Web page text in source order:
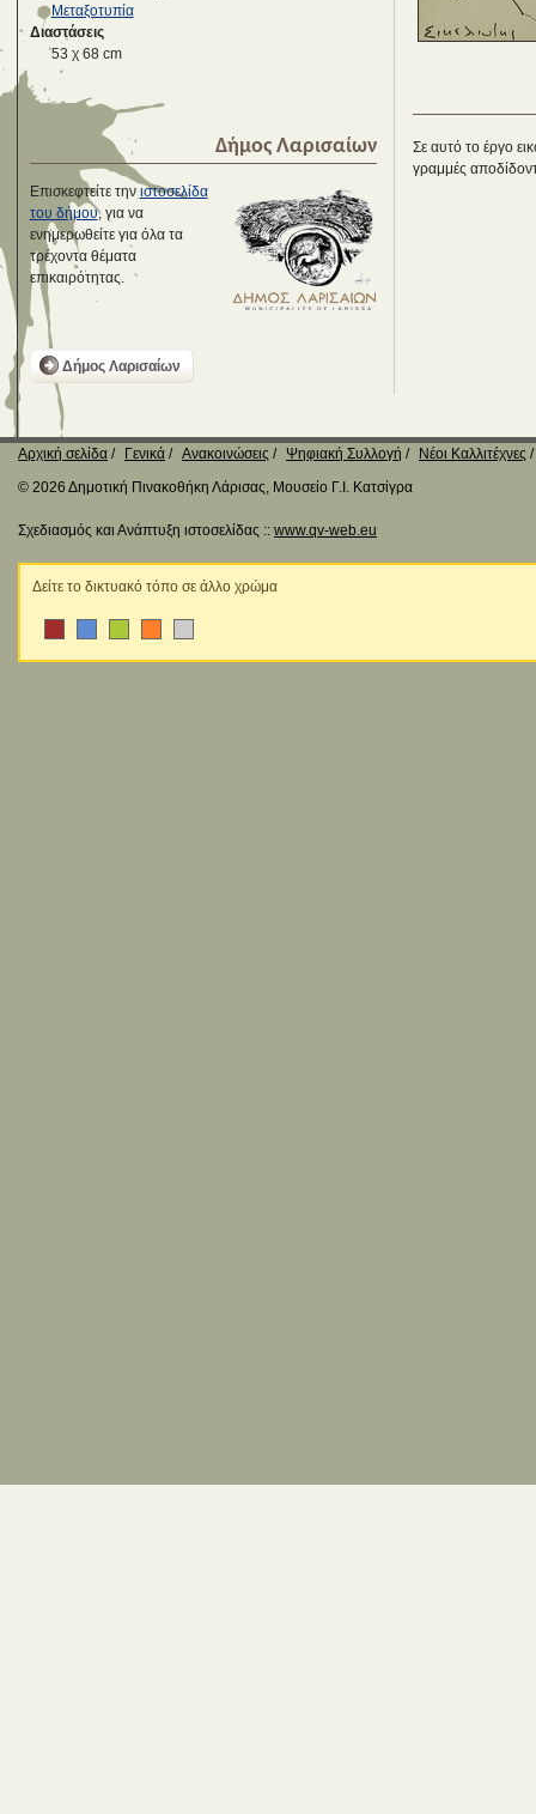
Μεταξοτυπία
Διαστάσεις
53 χ 68 cm
Δήμος Λαρισαίων
Επισκεφτείτε την ιστοσελίδα
του δήμου, για να
ενημερωθείτε για όλα τα
τρέχοντα θέματα
επικαιρότητας.
Δήμος Λαρισαίων
Σε αυτό το έργο
γραμμές
Αρχική σελίδα Γενικά Ανακοινώσεις Ψηφιακή Συλλογή
Νέοι Καλλιτέχνες
© 2026 Δημοτική Πινακοθήκη Λάρισας, Μουσείο Γ.Ι. Κατσίγρα
Σχεδιασμός και Ανάπτυξη ιστοσελίδας :: www.qv-web.eu
Δείτε το δικτυακό τόπο σε άλλο χρώμα